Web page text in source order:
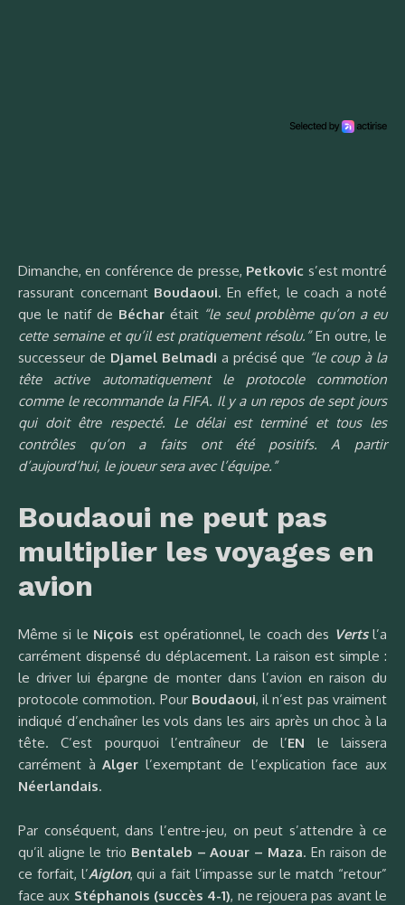
Dimanche, en conférence de presse, Petkovic s’est montré
rassurant concernant Boudaoui. En effet, le coach a noté
que le natif de Bécharétait “le seul problème qu’on a eu
cette semaine et qu’il est pratiquement résolu.”En outre, le
successeur de Djamel Belmadi a précisé que “le coup à la
tête active automatiquement le protocole commotion
comme le recommande la FIFA. Il y a un repos de sept jours
qui doit être respecté. Le délai est terminé et tous les
contrôles qu’on a faits ont été positifs. A partir
d’aujourd’hui, le joueur sera avec l’équipe.”
Boudaoui ne peut pas
multiplier les voyages en
avion
Même si le Niçois est opérationnel, le coach des Vertsl’a
carrément dispensé du déplacement. La raison est simple :
le driver lui épargne de monter dans l’avion en raison du
protocole commotion. Pour Boudaoui, il n’est pas vraiment
indiqué d’enchaîner les vols dans les airs après un choc à la
tête. C’est pourquoi l’entraîneur de l’EN le laissera
carrément àAlger l’exemptant de l’explication face aux
Néerlandais.
Par conséquent, dans l’entre-jeu, on peut s’attendre à ce
qu’il aligne le trio Bentaleb – Aouar – Maza. En raison de
ce forfait, l’Aiglon, qui a fait l’impasse sur le match “retour”
face aux Stéphanois (succès 4-1), ne rejouera pas avant le